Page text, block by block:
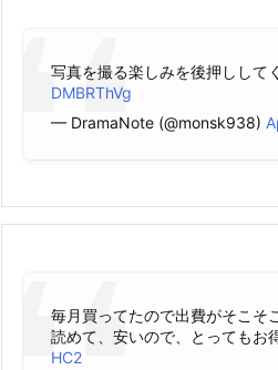
写真を撮る楽しみを後押しして
DMBRThVg
— DramaNote (@monsk938)
毎月買ってたので出費がそこそ
読めて、安いので、とってもお得
HC2